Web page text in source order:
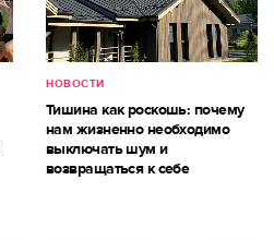
НОВОСТИ
Тишина как роскошь: почему
нам жизненно необходимо
выключать шум и
возвращаться к себе